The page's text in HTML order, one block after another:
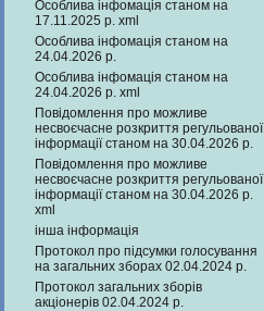
Особлива інфомація станом на
17.11.2025 р. xml
Особлива інфомація станом на
24.04.2026 р.
Особлива інфомація станом на
24.04.2026 р. xml
Повідомлення про можливе
несвоєчасне розкриття регульованої
інформації станом на 30.04.2026 р.
Повідомлення про можливе
несвоєчасне розкриття регульованої
інформації станом на 30.04.2026 р.
xml
інша інформація
Протокол про підсумки голосування
на загальних зборах 02.04.2024 р.
Протокол загальних зборів
акціонерів 02.04.2024 р.